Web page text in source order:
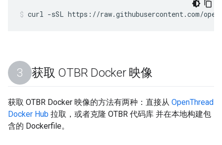
curl -sSL https://raw.githubusercontent.com/
获取 OTBR Docker 映像
获取 OTBR Docker 映像的方法有两种：直接从 OpenThread
Docker Hub 拉取，或者克隆 OTBR 代码库 并在本地构建包
含的 Dockerfile。